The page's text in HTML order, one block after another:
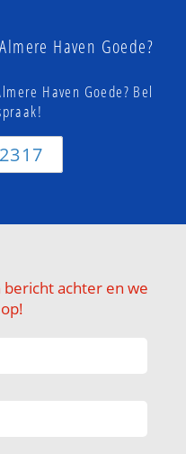
Haven Goede?
Haven Goede? Bel
achter en we